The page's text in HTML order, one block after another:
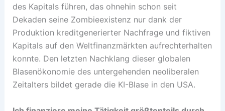
des Kapitals führen, das ohnehin schon seit
Dekaden seine Zombieexistenz nur dank der
Produktion kreditgenerierter Nachfrage und fiktiven
Kapitals auf den Weltfinanzmärkten aufrechterhalten
konnte. Den letzten Nachklang dieser globalen
Blasenökonomie des untergehenden neoliberalen
Zeitalters bildet gerade die KI-Blase in den USA.